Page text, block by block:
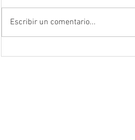
Casas en Tumbaco: ¿Por qué 人
Escribir un comentario...